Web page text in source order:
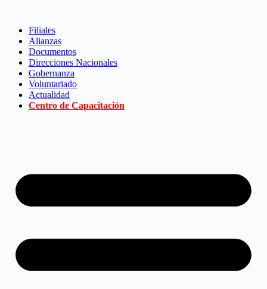
contenidoFiliales
Alianzas
Documentos
Direcciones Nacionales
Gobernanza
Voluntariado
Actualidad
Centro de Capacitación